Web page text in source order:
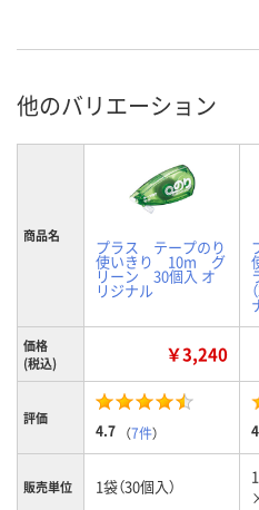
他のバリエーション
商品名
プラス テープのり
使いきり 10m グ
リーン 30個入 オ
リジナル
価格
(税込)
￥3,240
評価
4.7 （7件）
販売単位 1袋（30個入）